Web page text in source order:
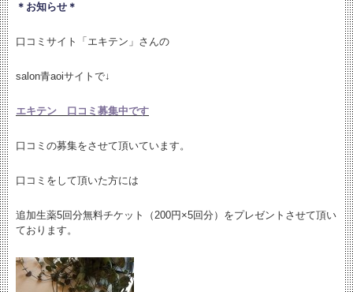
＊お知らせ＊
口コミサイト「エキテン」さんの
salon青aoiサイトで↓
エキテン 口コミ募集中です
口コミの募集をさせて頂いています。
口コミをして頂いた方には
追加生薬5回分無料チケット（200円×5回分）をプレゼントさせて頂い
ております。